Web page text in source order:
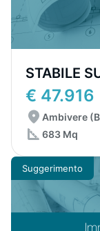
STABILE
€ 47.916
Ambivere
683 Mq
Suggerimento